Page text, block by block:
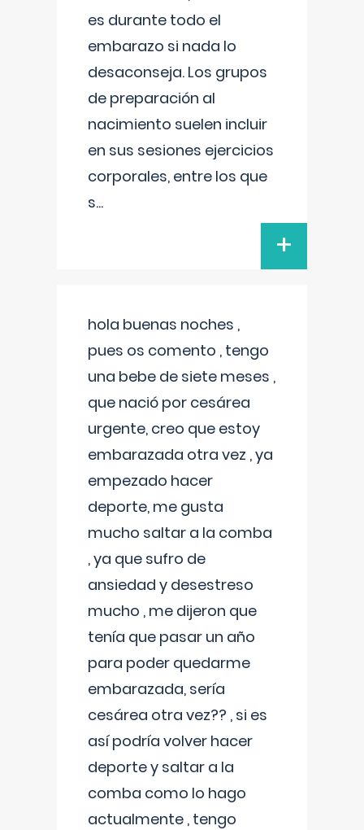
es durante todo el
embarazo si nada lo
desaconseja. Los grupos
de preparación al
nacimiento suelen incluir
en sus sesiones ejercicios
corporales, entre los que
s...
+
hola buenas noches ,
pues os comento , tengo
una bebe de siete meses ,
que nació por cesárea
urgente, creo que estoy
embarazada otra vez , ya
empezado hacer
deporte, me gusta
mucho saltar a la comba
, ya que sufro de
ansiedad y desestreso
mucho , me dijeron que
tenía que pasar un año
para poder quedarme
embarazada, sería
cesárea otra vez?? , si es
así podría volver hacer
deporte y saltar a la
comba como lo hago
actualmente , tengo